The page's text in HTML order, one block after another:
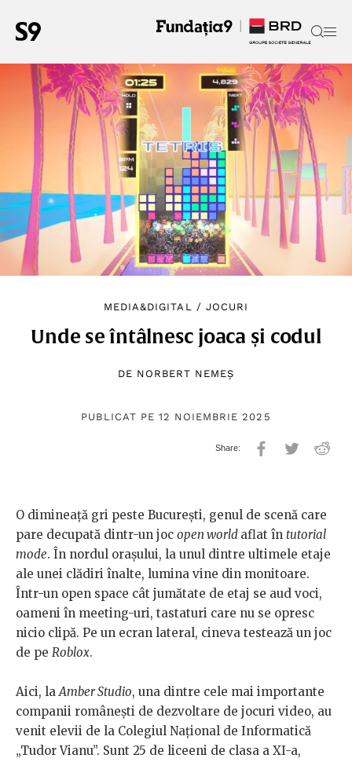
MEDIA&DIGITAL / JOCURI
Unde se întâlnesc joaca și codul
DE NORBERT NEMEȘ
PUBLICAT PE 12 NOIEMBRIE 2025
O dimineață gri peste București, genul de scenă care
pare decupată dintr-un joc open world aflat în tutorial
mode. În nordul orașului, la unul dintre ultimele etaje
ale unei clădiri înalte, lumina vine din monitoare.
Într-un open space cât jumătate de etaj se aud voci,
oameni în meeting-uri, tastaturi care nu se opresc
nicio clipă. Pe un ecran lateral, cineva testează un joc
de pe Roblox.
Aici, laAmber Studio, una dintre cele mai importante
companii românești de dezvoltare de jocuri video, au
venit elevii de la Colegiul Național de Informatică
„Tudor Vianu”. Sunt 25 de liceeni de clasa a XI-a,